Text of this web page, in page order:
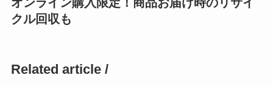
クル回収も
Related article /